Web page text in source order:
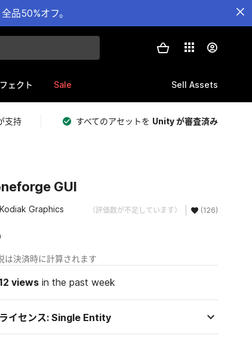
品50%オフ。
ェクト Sale Sell Assets
支持 すべてのアセットを Unity が審査済み
GUI
Kodiak Graphics （評価数が不足しています） (126)
は決済時に計算されます
viewsin the past week
ライセンス: Single Entity